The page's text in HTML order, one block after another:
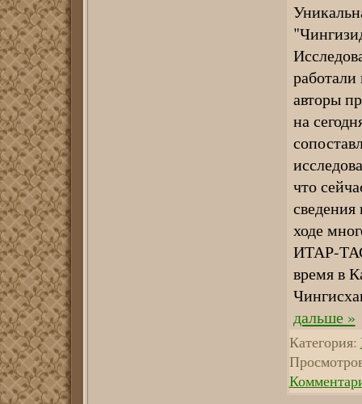
работали
авторы
на
что
ходе
ИТАР-
время в
дальше »
Категория: